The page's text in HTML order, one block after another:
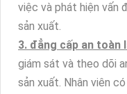
việc và phát hiện vấn
sản xuất.
3. đẳng cấp an toàn
giám sát và theo dõi
sản xuất. Nhân viên